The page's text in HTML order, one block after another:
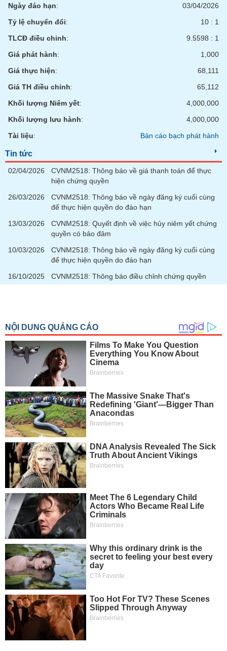
Ngày đáo hạn:
03/04/2026
Tỷ lệ chuyển đổi:
10 : 1
TLCĐ điều chỉnh:
9.5598 : 1
Giá phát hành:
1,000
Giá thực hiện:
68,111
Giá TH điều chỉnh:
65,112
Khối lượng Niêm yết:
4,000,000
Khối lượng lưu hành:
4,000,000
Tài liệu: Bản cáo bạch phát hành
Tin tức
02/04/2026
CVNM2518: Thông báo về giá thanh toán để thực
hiện chứng quyền
26/03/2026
CVNM2518: Thông báo về ngày đăng ký cuối cùng
để thực hiện quyền do đáo hạn
13/03/2026
CVNM2518: Quyết định về việc hủy niêm yết chứng
quyền có bảo đảm
10/03/2026
CVNM2518: Thông báo về ngày đăng ký cuối cùng
để thực hiện quyền do đáo hạn
16/10/2025
CVNM2518: Thông báo điều chỉnh chứng quyền